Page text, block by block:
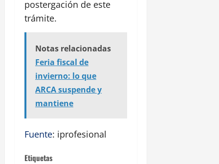
postergación de este
trámite.
Notas relacionadas
Feria fiscal de
invierno: lo que
ARCA suspende y
mantiene
Fuente: iprofesional
Etiquetas